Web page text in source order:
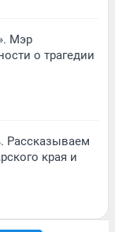
Мэр
о трагедии
Рассказываем
края и